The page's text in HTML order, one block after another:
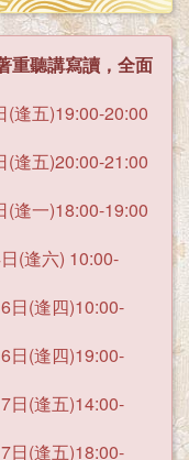
重聽講寫讀，全面
逢五)19:00-20:00
逢五)20:00-21:00
逢一)18:00-19:00
(逢六) 10:00-
日(逢四)10:00-
日(逢四)19:00-
日(逢五)14:00-
日(逢五)18:00-